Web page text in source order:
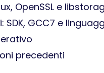
OpenSSL e
GCC7 e
precedenti